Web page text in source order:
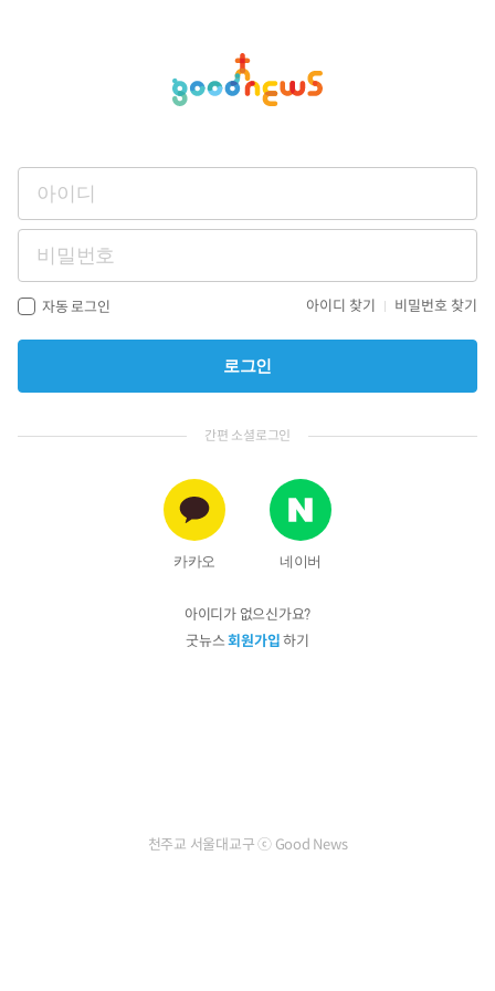
자동 로그인 아이디 찾기 비밀번호 찾기
로그인
간편 소셜로그인
카카오 네이버
아이디가 없으신가요?
굿뉴스회원가입하기
천주교 서울대교구 ⓒ Good News